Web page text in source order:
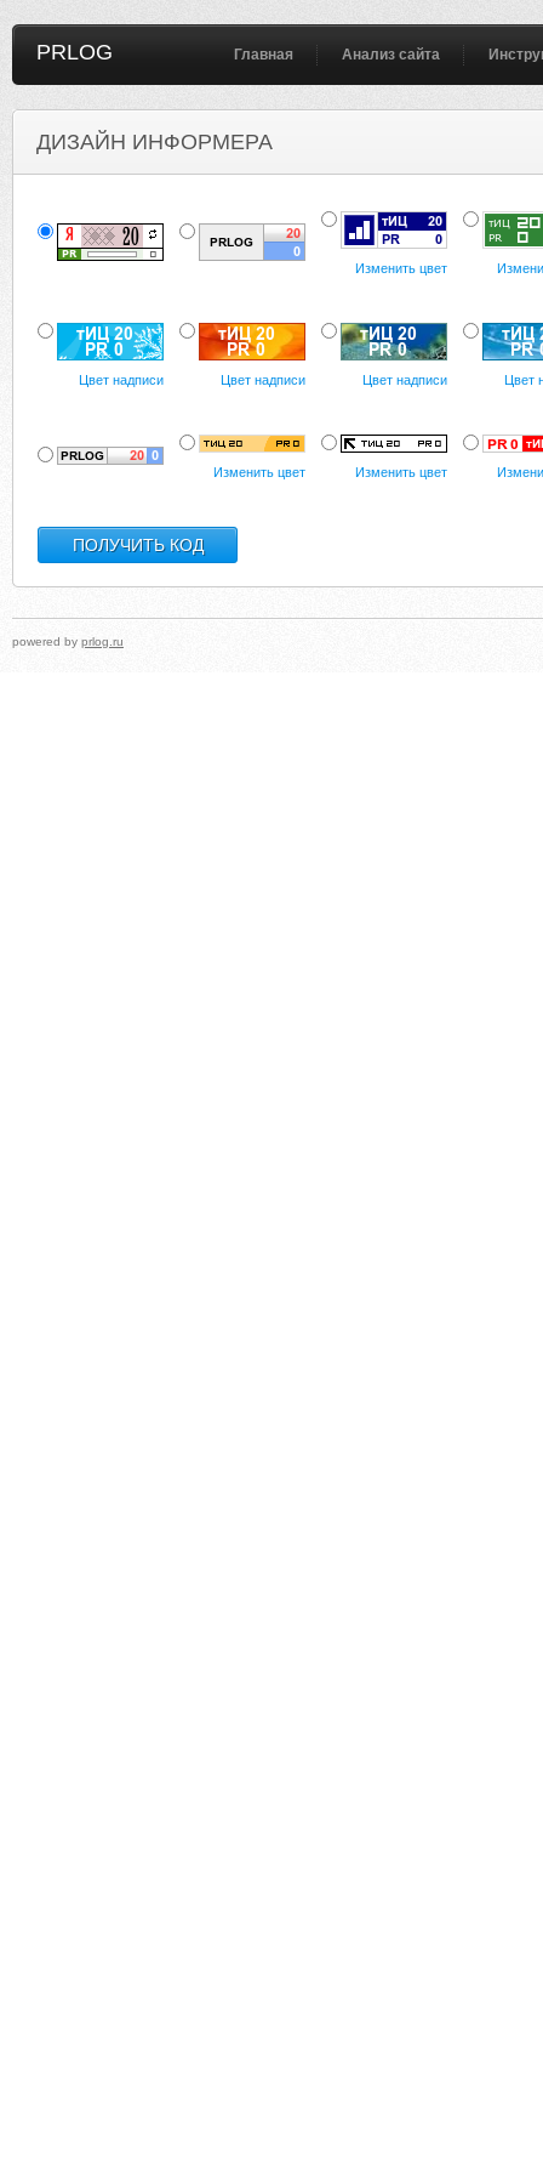
PRLOG Главная Анализ сайта
ДИЗАЙН ИНФОРМЕРА
Изменить цвет
Цвет надписи Цвет надписи Цвет надписи Цвет
Изменить цвет Изменить цвет
powered by prlog.ru